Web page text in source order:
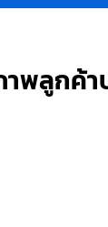
พลูกค้